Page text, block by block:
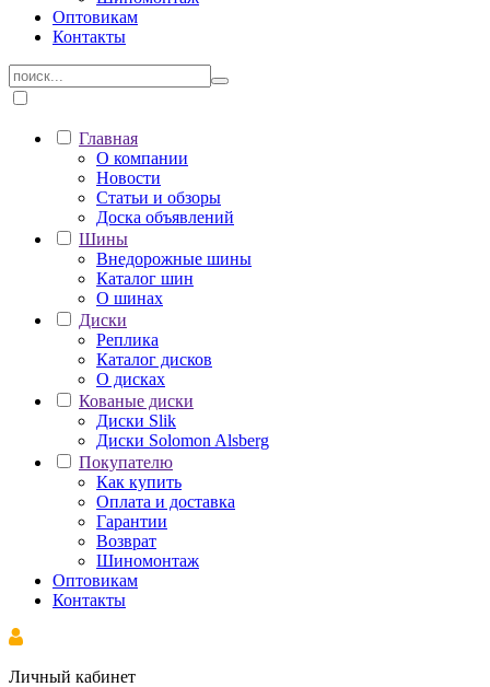
Оптовикам
Контакты
Главная
О компании
Новости
Статьи и обзоры
Доска объявлений
Шины
Внедорожные шины
Каталог шин
О шинах
Диски
Реплика
Каталог дисков
О дисках
Кованые диски
Диски Slik
Диски Solomon Alsberg
Покупателю
Как купить
Оплата и доставка
Гарантии
Возврат
Шиномонтаж
Оптовикам
Контакты
Личный кабинет